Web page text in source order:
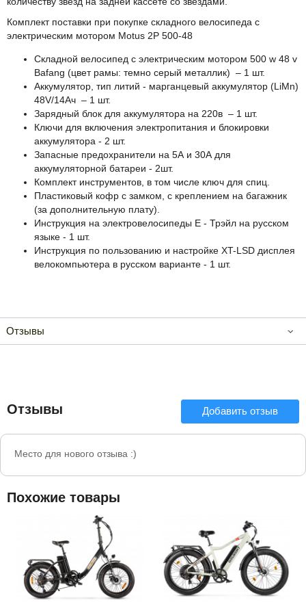
Комплект поставки при покупке складного велосипеда с
электрическим мотором Motus 2P 500-48
Складной велосипед с электрическим мотором 500 w 48 v
Bafang (цвет рамы: темно серый металлик) – 1 шт.
Аккумулятор, тип литий - марганцевый аккумулятор (LiMn)
48V/14Aч – 1 шт.
Зарядный блок для аккумулятора на 220в – 1 шт.
Ключи для включения электропитания и блокировки
аккумулятора - 2 шт.
Запасные предохранители на 5А и 30А для
аккумуляторной батареи - 2шт.
Комплект инструментов, в том числе ключ для спиц.
Пластиковый кофр с замком, с креплением на багажник
(за дополнительную плату).
Инструкция на электровелосипеды Е - Трэйл на русском
языке - 1 шт.
Инструкция по пользованию и настройке XT-LSD дисплея
велокомпьютера в русском варианте - 1 шт.
Отзывы
Отзывы Добавить отзыв
Место для нового отзыва :)
Похожие товары